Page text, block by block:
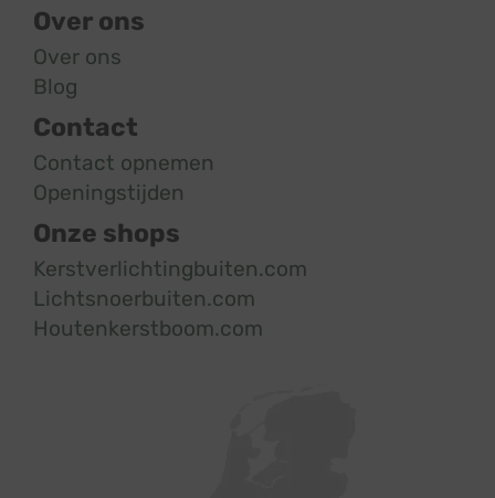
Over ons
Over ons
Blog
Contact
Contact opnemen
Openingstijden
Onze shops
Kerstverlichtingbuiten.com
Lichtsnoerbuiten.com
Houtenkerstboom.com